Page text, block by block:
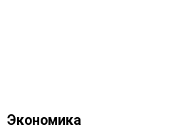
Экономика